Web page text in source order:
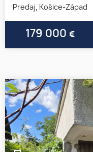
Predaj, Košice-Západ
179 000 €